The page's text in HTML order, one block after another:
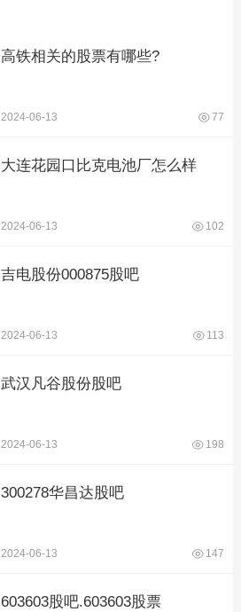
高铁相关的股票有哪些?
2024-06-13 77
大连花园口比克电池厂怎么样
2024-06-13 102
吉电股份000875股吧
2024-06-13 113
武汉凡谷股份股吧
2024-06-13 198
300278华昌达股吧
2024-06-13 147
603603股吧.603603股票